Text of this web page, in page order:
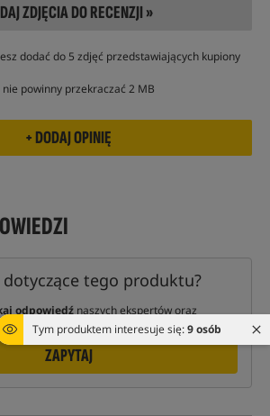
Tym produktem interesuje się:9 osób
ZDJĘCIA DO RECENZJI »
dodać do 5 zdjęć przedstawiających kupiony
powinny przekraczać 2 MB
tego produktu?
odpowiedź naszych ekspertów oraz
ZAPYTAJ